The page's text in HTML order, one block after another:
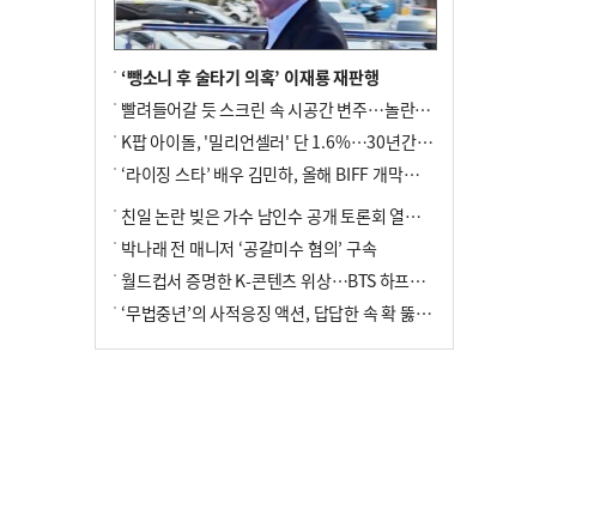
‘뺑소니 후 술타기 의혹’ 이재룡 재판행
빨려들어갈 듯 스크린 속 시공간 변주…놀란의 메시지는 ‘전쟁 속죄’
K팝 아이돌, '밀리언셀러' 단 1.6%…30년간 등장 1182개팀 전수조사
‘라이징 스타’ 배우 김민하, 올해 BIFF 개막식 사회자 확정
친일 논란 빚은 가수 남인수 공개 토론회 열린다.
박나래 전 매니저 ‘공갈미수 혐의’ 구속
월드컵서 증명한 K-콘텐츠 위상…BTS 하프타임쇼·정호연 트로피 세리머니
‘무법중년’의 사적응징 액션, 답답한 속 확 뚫어주네